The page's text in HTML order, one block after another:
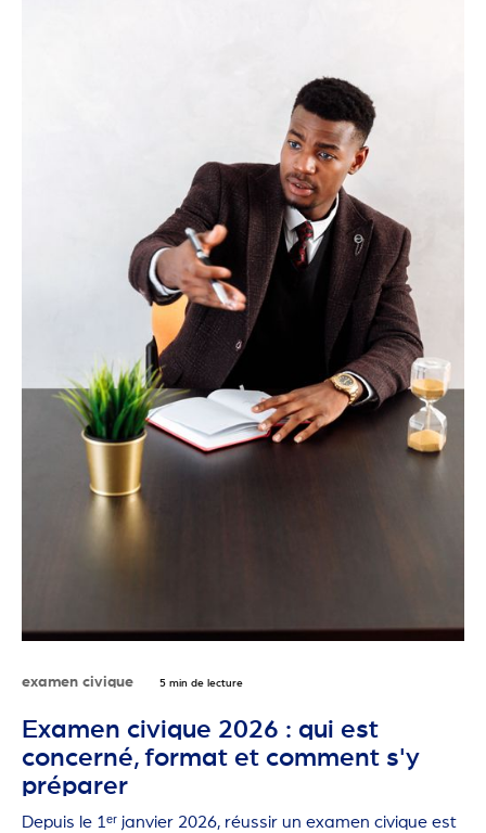
examen civique 5 min de lecture
Examen civique 2026 : qui est
concerné, format et comment s'y
préparer
Depuis le 1ᵉʳ janvier 2026, réussir un examen civique est